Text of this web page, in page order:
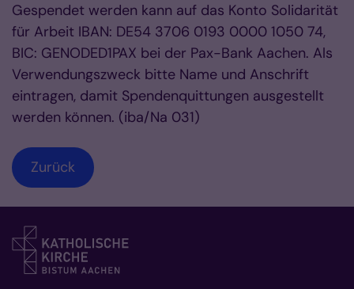
Gespendet werden kann auf das Konto Solidarität
für Arbeit IBAN: DE54 3706 0193 0000 1050 74,
BIC: GENODED1PAX bei der Pax-Bank Aachen. Als
Verwendungszweck bitte Name und Anschrift
eintragen, damit Spendenquittungen ausgestellt
werden können. (iba/Na 031)
Zurück